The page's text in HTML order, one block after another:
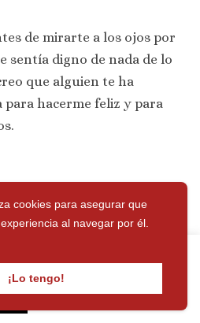
de mirarte a los ojos por
sentía digno de nada de lo
que alguien te ha
para hacerme feliz y para
publicidad y analizar
navegando, acepta su uso.
cookies para asegurar que
al navegar por él.
¡Lo tengo!